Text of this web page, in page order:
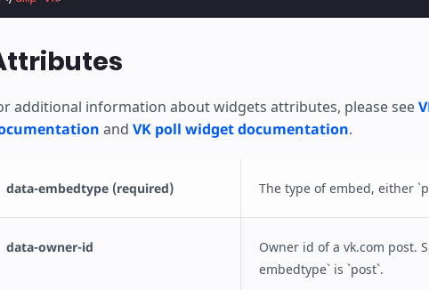
additional information about widgets attributes, please see
and VK poll widget documentation.
data-embedtype (required) The type of embed, either
data-owner-id
Owner id of a vk.com post.
embedtype` is `post`.